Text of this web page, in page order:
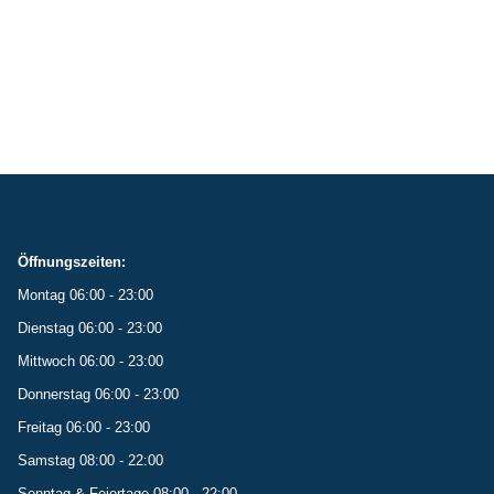
Öffnungszeiten:
Montag 06:00 - 23:00
Dienstag 06:00 - 23:00
Mittwoch 06:00 - 23:00
Donnerstag 06:00 - 23:00
Freitag 06:00 - 23:00
Samstag 08:00 - 22:00